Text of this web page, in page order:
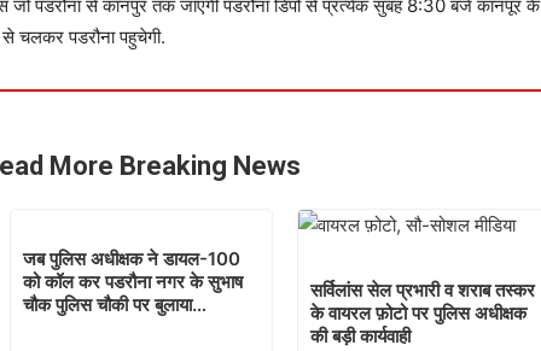
जो पडरौना से कानपुर तक जाएगी पडरौना डिपो से प्रत्येक सुबह 8:30 बजे कानपूर के
से चलकर पडरौना पहुचेगी.
More Breaking News
जब पुलिस अधीक्षक ने डायल-100
को कॉल कर पडरौना नगर के सुभाष
चौक पुलिस चौकी पर बुलाया…
सर्विलांस सेल प्रभारी व शराब तस्कर
के वायरल फ़ोटो पर पुलिस अधीक्षक
की बड़ी कार्यवाही